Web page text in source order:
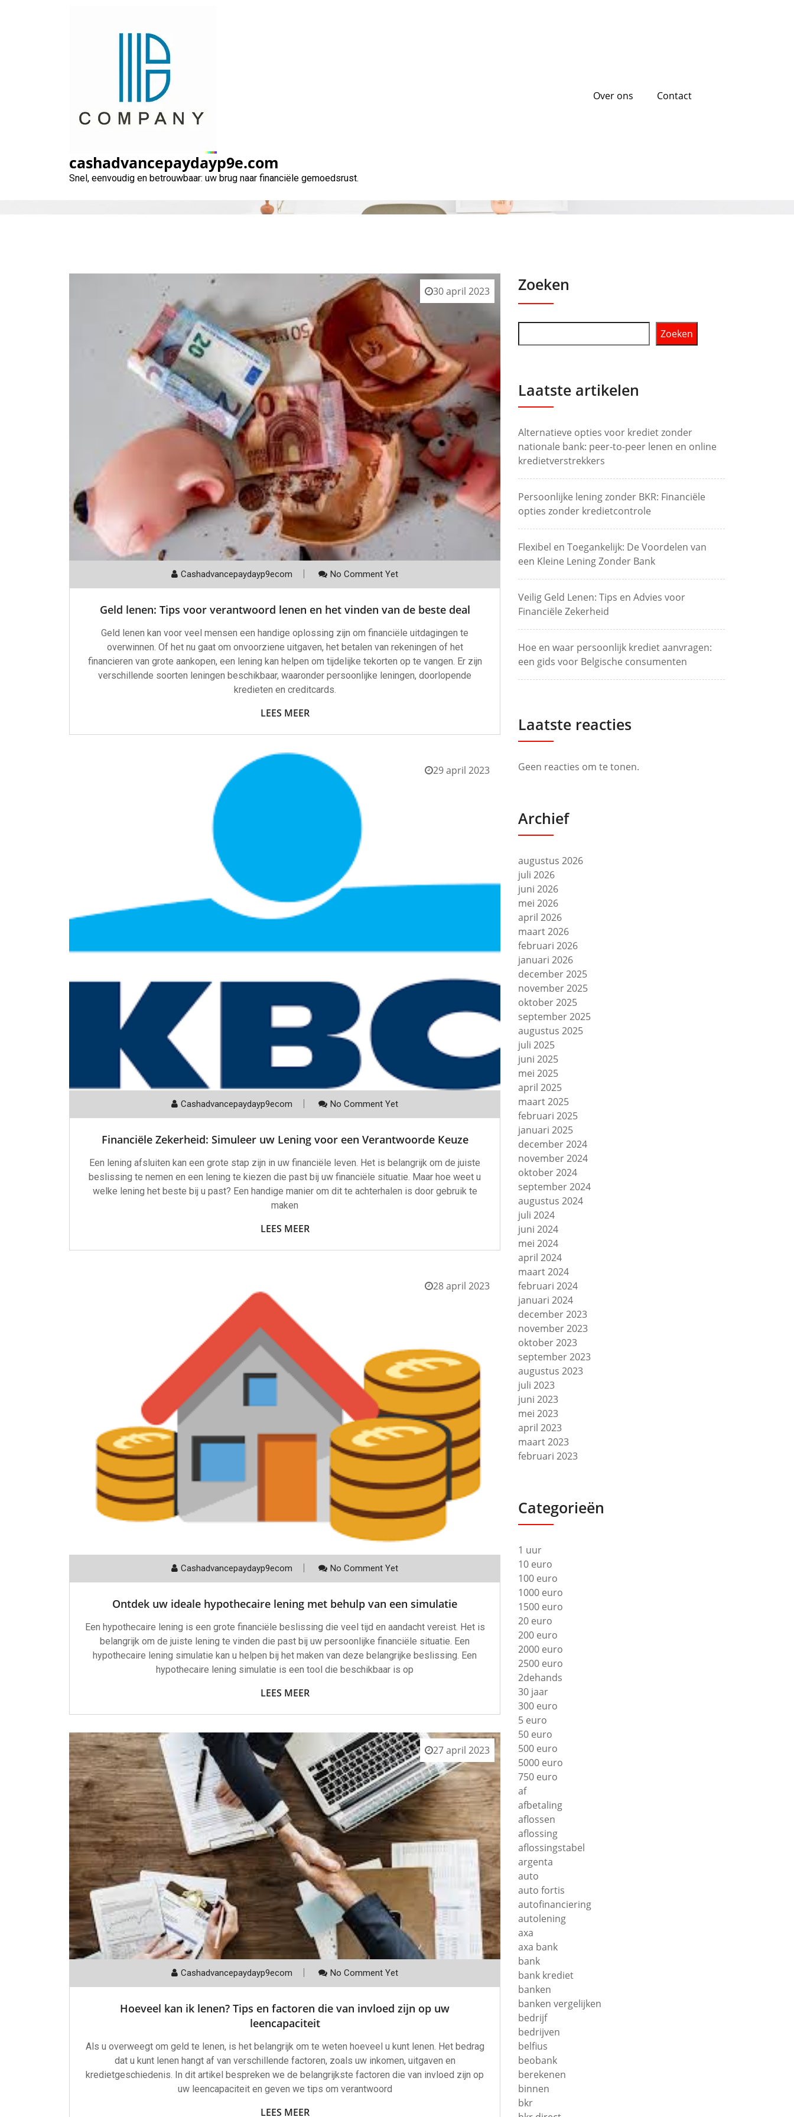
cashadvancepaydayp9e.com
Snel, eenvoudig en betrouwbaar: uw brug naar financiële gemoedsrust.
Over ons Contact
30 april 2023
Cashadvancepaydayp9ecom No Comment Yet
Geld lenen: Tips voor verantwoord lenen en het vinden van de beste deal
Geld lenen kan voor veel mensen een handige oplossing zijn om financiële uitdagingen te
overwinnen. Of het nu gaat om onvoorziene uitgaven, het betalen van rekeningen of het
financieren van grote aankopen, een lening kan helpen om tijdelijke tekorten op te vangen. Er zijn
verschillende soorten leningen beschikbaar, waaronder persoonlijke leningen, doorlopende
kredieten en creditcards.
LEES MEER
29 april 2023
Cashadvancepaydayp9ecom No Comment Yet
Financiële Zekerheid: Simuleer uw Lening voor een Verantwoorde Keuze
Een lening afsluiten kan een grote stap zijn in uw financiële leven. Het is belangrijk om de juiste
beslissing te nemen en een lening te kiezen die past bij uw financiële situatie. Maar hoe weet u
welke lening het beste bij u past? Een handige manier om dit te achterhalen is door gebruik te
maken
LEES MEER
28 april 2023
Cashadvancepaydayp9ecom No Comment Yet
Ontdek uw ideale hypothecaire lening met behulp van een simulatie
Een hypothecaire lening is een grote financiële beslissing die veel tijd en aandacht vereist. Het is
belangrijk om de juiste lening te vinden die past bij uw persoonlijke financiële situatie. Een
hypothecaire lening simulatie kan u helpen bij het maken van deze belangrijke beslissing. Een
hypothecaire lening simulatie is een tool die beschikbaar is op
LEES MEER
27 april 2023
Cashadvancepaydayp9ecom No Comment Yet
Hoeveel kan ik lenen? Tips en factoren die van invloed zijn op uw
leencapaciteit
Als u overweegt om geld te lenen, is het belangrijk om te weten hoeveel u kunt lenen. Het bedrag
dat u kunt lenen hangt af van verschillende factoren, zoals uw inkomen, uitgaven en
kredietgeschiedenis. In dit artikel bespreken we de belangrijkste factoren die van invloed zijn op
uw leencapaciteit en geven we tips om verantwoord
LEES MEER
Zoeken
Zoeken
Laatste artikelen
Alternatieve opties voor krediet zonder
nationale bank: peer-to-peer lenen en online
kredietverstrekkers
Persoonlijke lening zonder BKR: Financiële
opties zonder kredietcontrole
Flexibel en Toegankelijk: De Voordelen van
een Kleine Lening Zonder Bank
Veilig Geld Lenen: Tips en Advies voor
Financiële Zekerheid
Hoe en waar persoonlijk krediet aanvragen:
een gids voor Belgische consumenten
Laatste reacties
Geen reacties om te tonen.
Archief
augustus 2026
juli 2026
juni 2026
mei 2026
april 2026
maart 2026
februari 2026
januari 2026
december 2025
november 2025
oktober 2025
september 2025
augustus 2025
juli 2025
juni 2025
mei 2025
april 2025
maart 2025
februari 2025
januari 2025
december 2024
november 2024
oktober 2024
september 2024
augustus 2024
juli 2024
juni 2024
mei 2024
april 2024
maart 2024
februari 2024
januari 2024
december 2023
november 2023
oktober 2023
september 2023
augustus 2023
juli 2023
juni 2023
mei 2023
april 2023
maart 2023
februari 2023
Categorieën
1 uur
10 euro
100 euro
1000 euro
1500 euro
20 euro
200 euro
2000 euro
2500 euro
2dehands
30 jaar
300 euro
5 euro
50 euro
500 euro
5000 euro
750 euro
af
afbetaling
aflossen
aflossing
aflossingstabel
argenta
auto
auto fortis
autofinanciering
autolening
axa
axa bank
bank
bank krediet
banken
banken vergelijken
bedrijf
bedrijven
belfius
beobank
berekenen
binnen
bkr